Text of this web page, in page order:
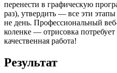
перенести в графическую
раз), утвердить — все эти
не день. Профессиональный
коленке — отрисовка потребует
качественная работа!
Результат